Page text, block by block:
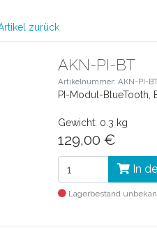
zurück
AKN-PI-BT
Artikelnummer: AKN-PI-
PI-Modul-BlueTooth,
Gewicht: 0.3 kg
129,00 €
In
Lagerbestand